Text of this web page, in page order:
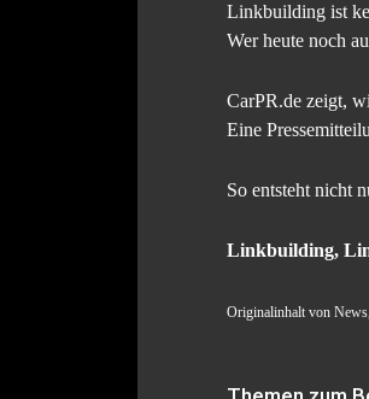
Linkbuilding ist
Wer heute noch
CarPR.de zeigt,
Eine
So entsteht nicht
Linkbuilding,
Originalinhalt von